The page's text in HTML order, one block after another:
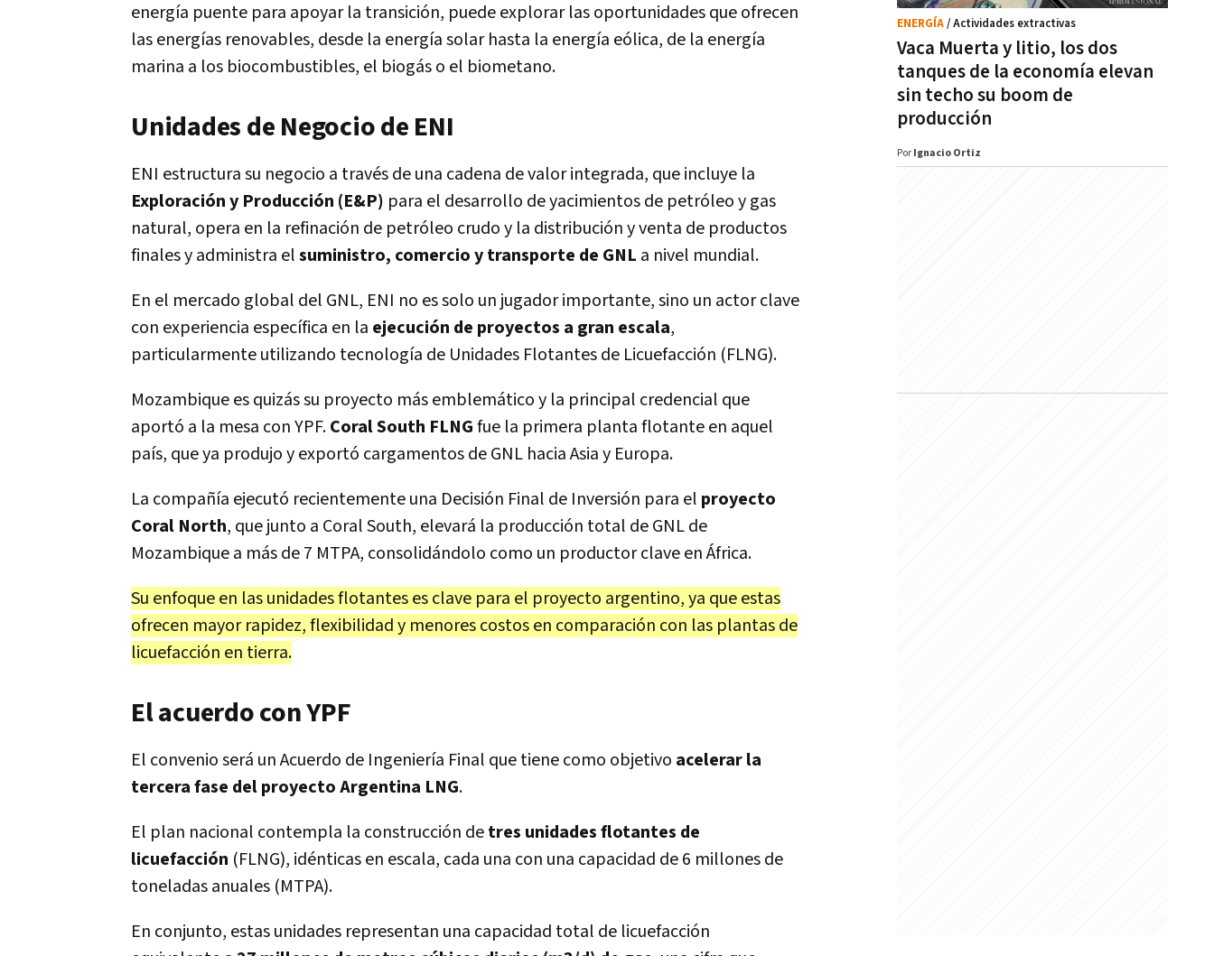
energía puente para apoyar la transición, puede explorar las oportunidades que ofrecen
las energías renovables, desde la energía solar hasta la energía eólica, de la energía
marina a los biocombustibles, el biogás o el biometano.
Unidades de Negocio de ENI
ENI estructura su negocio a través de una cadena de valor integrada, que incluye la
Exploración y Producción (E&P) para el desarrollo de yacimientos de petróleo y gas
natural, opera en la refinación de petróleo crudo y la distribución y venta de productos
finales y administra elsuministro, comercio y transporte de GNL a nivel mundial.
En el mercado global del GNL, ENI no es solo un jugador importante, sino un actor clave
con experiencia específica en la ejecución de proyectos a gran escala,
particularmente utilizando tecnología de Unidades Flotantes de Licuefacción (FLNG).
Mozambique es quizás su proyecto más emblemático y la principal credencial que
aportó a la mesa con YPF.Coral South FLNGfue la primera planta flotante en aquel
país, que ya produjo y exportó cargamentos de GNL hacia Asia y Europa.
La compañía ejecutó recientemente una Decisión Final de Inversión para el proyecto
Coral North, que junto a Coral South, elevará la producción total de GNL de
Mozambique a más de 7 MTPA, consolidándolo como un productor clave en África.
Su enfoque en las unidades flotantes es clave para el proyecto argentino, ya que estas
ofrecen mayor rapidez, flexibilidad y menores costos en comparación con las plantas de
licuefacción en tierra.
El acuerdo con YPF
El convenio será un Acuerdo de Ingeniería Final que tiene como objetivo acelerar la
tercera fase del proyecto Argentina LNG.
El plan nacional contempla la construcción detres unidades flotantes de
licuefacción (FLNG), idénticas en escala, cada una con una capacidad de 6 millones de
toneladas anuales (MTPA).
En conjunto, estas unidades representan una capacidad total de licuefacción
Vaca Muerta y litio, los dos
tanques de la economía elevan
sin techo su boom de
producción
ENERGÍA/ Actividades extractivas
Por Ignacio Ortiz